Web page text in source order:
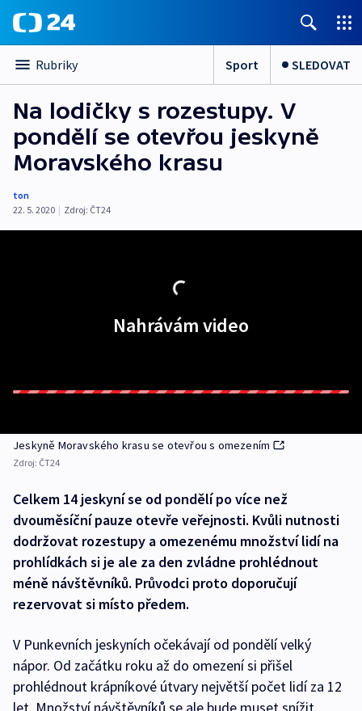
Rubriky Sport SLEDOVAT
Na lodičky s rozestupy. V
pondělí se otevřou jeskyně
Moravského krasu
ton
22. 5. 2020 | Zdroj: ČT24
Nahrávám video
Jeskyně Moravského krasu se otevřou s omezením
Zdroj: ČT24
Celkem 14 jeskyní se od pondělí po více než
dvouměsíční pauze otevře veřejnosti. Kvůli nutnosti
dodržovat rozestupy a omezenému množství lidí na
prohlídkách si je ale za den zvládne prohlédnout
méně návštěvníků. Průvodci proto doporučují
rezervovat si místo předem.
V Punkevních jeskyních očekávají od pondělí velký
nápor. Od začátku roku až do omezení si přišel
prohlédnout krápníkové útvary největší počet lidí za 12